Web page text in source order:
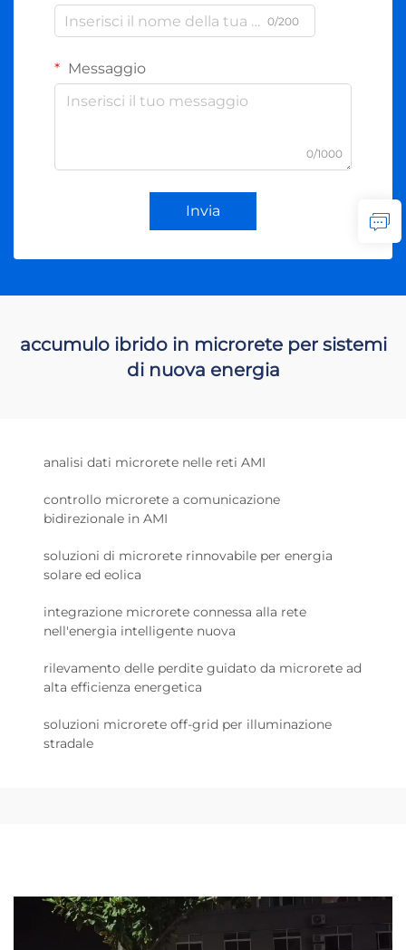
0/200
Messaggio
0/1000
Invia
accumulo ibrido in microrete per sistemi
di nuova energia
analisi dati microrete nelle reti AMI
controllo microrete a comunicazione
bidirezionale in AMI
soluzioni di microrete rinnovabile per energia
solare ed eolica
integrazione microrete connessa alla rete
nell'energia intelligente nuova
rilevamento delle perdite guidato da microrete ad
alta efficienza energetica
soluzioni microrete off-grid per illuminazione
stradale